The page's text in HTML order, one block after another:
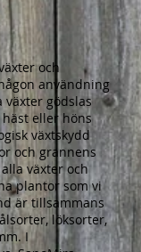
och
användning
växter gödslas
eller höns
växtskydd
och grannens
växter och
plantor som vi
är tillsammans
löksorter,
I